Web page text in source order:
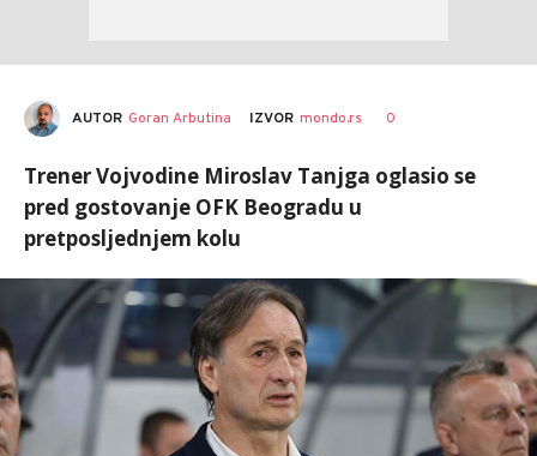
AUTOR Goran Arbutina IZVOR mondo.rs 0
Trener Vojvodine Miroslav Tanjga oglasio se
pred gostovanje OFK Beogradu u
pretposljednjem kolu